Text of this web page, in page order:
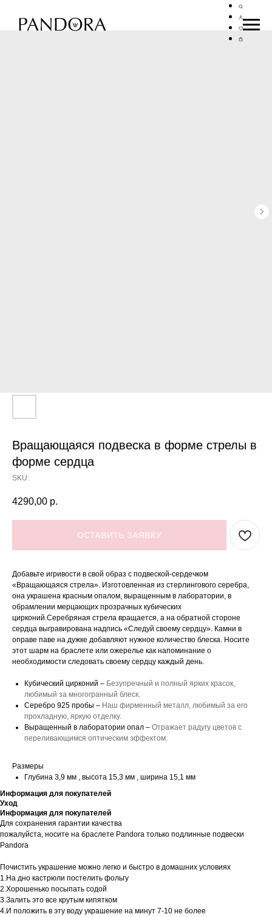
Вращающаяся подвеска в форме стрелы в
форме сердца
SKU:
4290,00 р.
ОСТАВИТЬ ЗАЯВКУ
Добавьте игривости в свой образ с подвеской-сердечком
«Вращающаяся стрела». Изготовленная из стерлингового серебра,
она украшена красным опалом, выращенным в лаборатории, в
обрамлении мерцающих прозрачных кубических
цирконий.Серебряная стрела вращается, а на обратной стороне
сердца выгравирована надпись «Следуй своему сердцу». Камни в
оправе паве на дужке добавляют нужное количество блеска. Носите
этот шарм на браслете или ожерелье как напоминание о
необходимости следовать своему сердцу каждый день.
Кубический цирконий – Безупречный и полный ярких красок,
любимый за многогранный блеск.
Серебро 925 пробы – Наш фирменный металл, любимый за его
прохладную, яркую отделку.
Выращенный в лаборатории опал – Отражает радугу цветов с
переливающимся оптическим эффектом.
Размеры
Глубина 3,9 мм , высота 15,3 мм , ширина 15,1 мм
Информация для покупателей
Уход
Информация для покупателей
Для сохранения гарантии качества
пожалуйста, носите на браслете Pandora только подлинные подвески
Pandora
Почистить украшение можно легко и быстро в домашних условиях
1.На дно кастрюли постелить фольгу
2.Хорошенько посыпать содой
3.Залить это все крутым кипятком
4.И положить в эту воду украшение на минут 7-10 не более